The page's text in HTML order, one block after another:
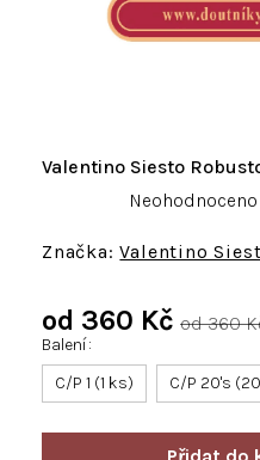
Balení
C/P 1 (1 ks)
C/P 20's
od 360
od 360 Kč
cena:
Valentino Siesto
Valentino
Průměrné
produktu
z
hvězdiček.
Neohodnoceno